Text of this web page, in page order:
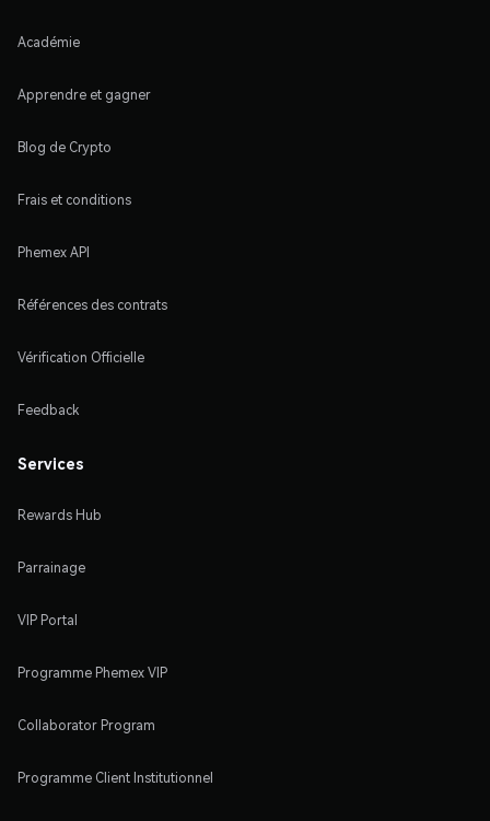
Académie
Apprendre et gagner
Blog de Crypto
Frais et conditions
Phemex API
Références des contrats
Vérification Officielle
Feedback
Services
Rewards Hub
Parrainage
VIP Portal
Programme Phemex VIP
Collaborator Program
Programme Client Institutionnel